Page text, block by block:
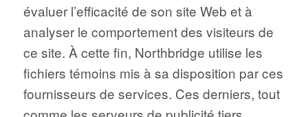
évaluer l’efficacité de son site Web et à
analyser le comportement des visiteurs de
ce site. À cette fin, Northbridge utilise les
fichiers témoins mis à sa disposition par ces
fournisseurs de services. Ces derniers, tout